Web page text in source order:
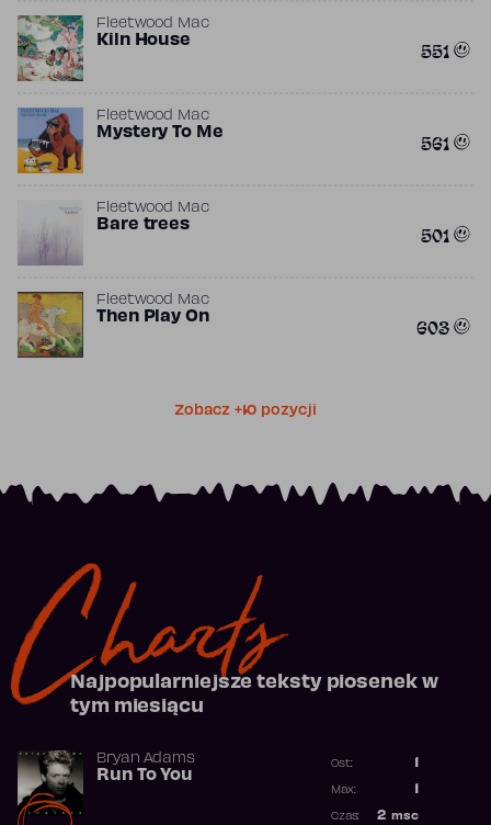
Fleetwood Mac
Kiln House 551
Fleetwood Mac
Mystery To Me 561
Fleetwood Mac
Bare trees 501
Fleetwood Mac
Then Play On 603
Zobacz +10 pozycji
Charts
Najpopularniejsze teksty piosenek w
tym miesiącu
Bryan Adams
Run To You
Ost.:
Max:
2 msc
Czas: